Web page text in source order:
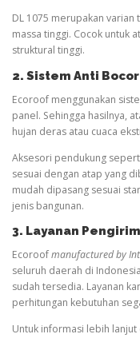
DL 1075 merupakan
massa tinggi. Cocok untuk
struktural tinggi.
2. Sistem Anti
Ecoroof menggunakan
panel. Sehingga hasilnya,
hujan deras atau cuaca
Aksesori pendukung
sesuai dengan atap yang
mudah dipasang sesuai
jenis bangunan.
3. Layanan
Ecoroofmanufactured by
seluruh daerah di
sudah tersedia. Layanan
perhitungan kebutuhan
Untuk informasi lebih